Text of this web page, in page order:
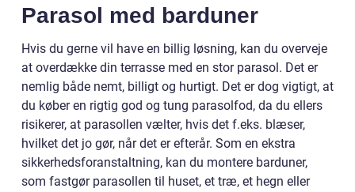
Parasol med barduner
Hvis du gerne vil have en billig løsning, kan du overveje
at overdække din terrasse med en stor parasol. Det er
nemlig både nemt, billigt og hurtigt. Det er dog vigtigt, at
du køber en rigtig god og tung parasolfod, da du ellers
risikerer, at parasollen vælter, hvis det f.eks. blæser,
hvilket det jo gør, når det er efterår. Som en ekstra
sikkerhedsforanstaltning, kan du montere barduner,
som fastgør parasollen til huset, et træ, et hegn eller